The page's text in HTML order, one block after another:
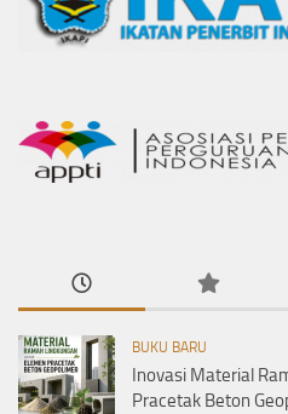
BUKU BARU
Inovasi Material
Pracetak Beton